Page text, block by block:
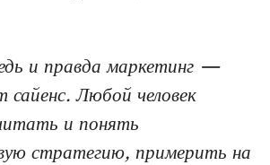
и правда маркетинг —
сайенс. Любой человек
и понять
стратегию, примерить на